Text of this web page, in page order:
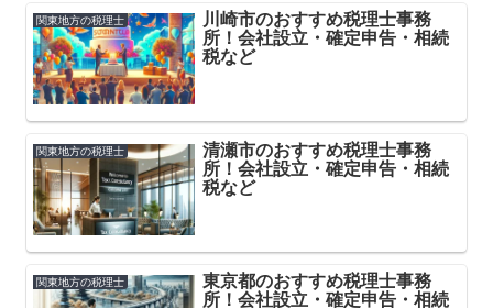
関東地方の税理士
川崎市のおすすめ税理士事務
所！会社設立・確定申告・相続
税など
関東地方の税理士
清瀬市のおすすめ税理士事務
所！会社設立・確定申告・相続
税など
関東地方の税理士
東京都のおすすめ税理士事務
所！会社設立・確定申告・相続